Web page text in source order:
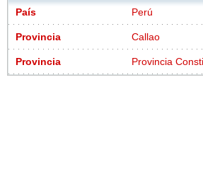
País Perú
Provincia Callao
Provincia Provincia